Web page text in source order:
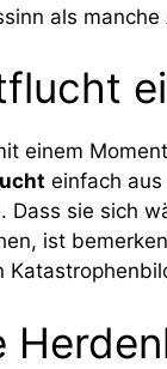
als
einem
einfach
Dass sie sich
ist